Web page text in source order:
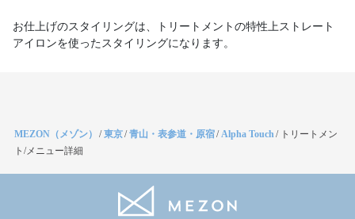
お仕上げのスタイリングは、トリートメントの特性上ストレート
アイロンを使ったスタイリングになります。
MEZON（メゾン） /東京/青山・表参道・原宿/Alpha Touch/ トリートメン
ト/メニュー詳細